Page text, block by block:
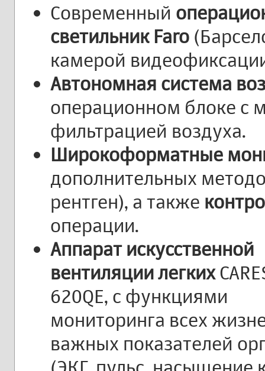
Современный
светильник Faro
камерой
Автономная система
операционном блоке с
фильтрацией воздуха.
Широкоформатные
дополнительных
рентген), а также
операции.
Аппарат искусственной
вентиляции легких
620QE, с функциями
мониторинга всех
важных показателей